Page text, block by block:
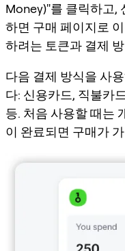
Money)"를 클릭하고,
하면 구매 페이지로
하려는 토큰과 결제
다음 결제 방식을 사
다: 신용카드, 직불카
등. 처음 사용할 때는
이 완료되면 구매가